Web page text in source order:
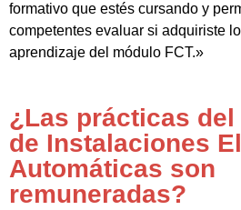
formativo que estés cursando y
competentes evaluar si adquiriste
aprendizaje del módulo FCT.»
¿Las prácticas del
de Instalaciones
Automáticas son
remuneradas?